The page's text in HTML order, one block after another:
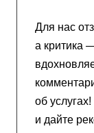
Для нас
а критика
об
и дайте